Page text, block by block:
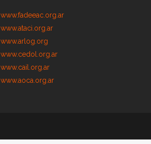
www.fadeeac.org.ar
www.ataci.org.ar
www.arlog.org
www.cedol.org.ar
www.cail.org.ar
www.aoca.org.ar